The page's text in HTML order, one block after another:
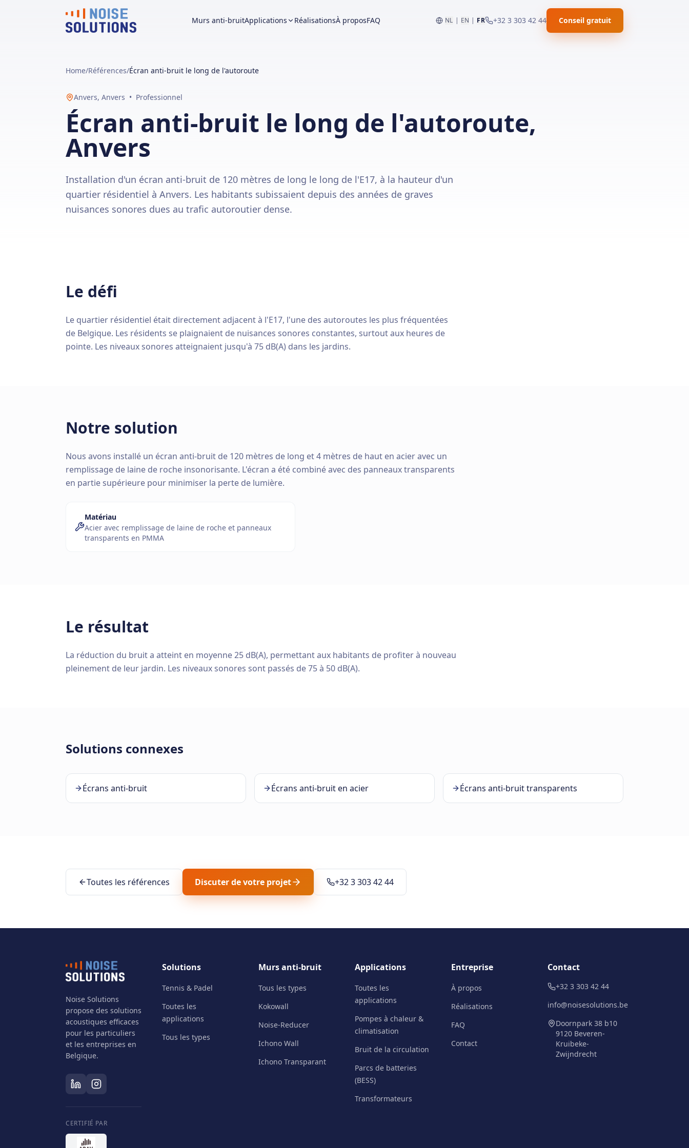
Murs anti-bruitApplications RéalisationsÀ proposFAQ NL | EN | FR +32 3 303 42 44 Conseil gratuit
Home/Références/Écran anti-bruit le long de l'autoroute
Anvers, Anvers • Professionnel
Écran anti-bruit le long de l'autoroute,
Anvers
Installation d'un écran anti-bruit de 120 mètres de long le long de l'E17, à la hauteur d'un
quartier résidentiel à Anvers. Les habitants subissaient depuis des années de graves
nuisances sonores dues au trafic autoroutier dense.
Le défi
Le quartier résidentiel était directement adjacent à l'E17, l'une des autoroutes les plus fréquentées
de Belgique. Les résidents se plaignaient de nuisances sonores constantes, surtout aux heures de
pointe. Les niveaux sonores atteignaient jusqu'à 75 dB(A) dans les jardins.
Notre solution
Nous avons installé un écran anti-bruit de 120 mètres de long et 4 mètres de haut en acier avec un
remplissage de laine de roche insonorisante. L'écran a été combiné avec des panneaux transparents
en partie supérieure pour minimiser la perte de lumière.
Matériau
Acier avec remplissage de laine de roche et panneaux
transparents en PMMA
Le résultat
La réduction du bruit a atteint en moyenne 25 dB(A), permettant aux habitants de profiter à nouveau
pleinement de leur jardin. Les niveaux sonores sont passés de 75 à 50 dB(A).
Solutions connexes
Écrans anti-bruit Écrans anti-bruit en acier Écrans anti-bruit transparents
Toutes les références Discuter de votre projet +32 3 303 42 44
Noise Solutions
propose des solutions
acoustiques efficaces
pour les particuliers
et les entreprises en
Belgique.
CERTIFIÉ PAR
Solutions
Tennis & Padel
Toutes les
applications
Tous les types
Murs anti-bruit
Tous les types
Kokowall
Noise-Reducer
Ichono Wall
Ichono Transparant
Applications
Toutes les
applications
Pompes à chaleur &
climatisation
Bruit de la circulation
Parcs de batteries
(BESS)
Transformateurs
Entreprise
À propos
Réalisations
FAQ
Contact
Contact
+32 3 303 42 44
info@noisesolutions.be
Doornpark 38 b10
9120 Beveren-
Kruibeke-
Zwijndrecht